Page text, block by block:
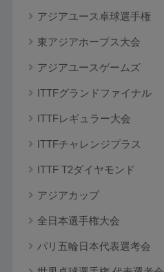
アジアユース卓球選手権
東アジアホープス大会
アジアユースゲームズ
ITTFグランドファイナル
ITTFレギュラー大会
ITTFチャレンジプラス
ITTF T2ダイヤモンド
アジアカップ
全日本選手権大会
パリ五輪日本代表選考会